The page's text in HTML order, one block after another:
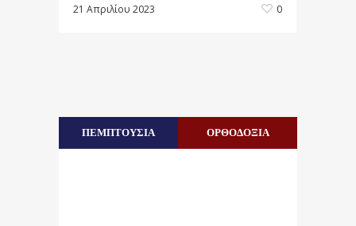
21 Απριλίου 2023 0
ΠΕΜΠΤΟΥΣΙΑ ΟΡΘΟΔΟΞΙΑ